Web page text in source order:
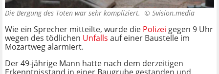
Die Bergung des Toten war sehr kompliziert. © 5vision.media
Wie ein Sprecher mitteilte, wurde die Polizei gegen 9 Uhr
wegen des tödlichen Unfalls auf einer Baustelle im
Mozartweg alarmiert.
Der 49-jährige Mann hatte nach dem derzeitigen